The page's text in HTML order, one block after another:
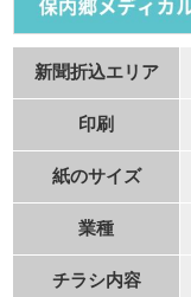
新聞折込エリア
印刷
紙のサイズ
業種
チラシ内容